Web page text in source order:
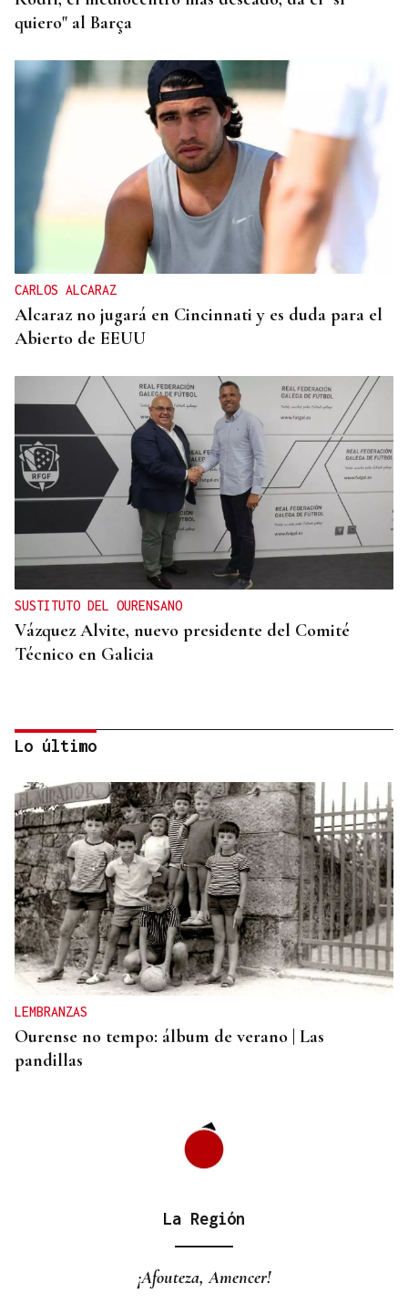
quiero" al Barça
CARLOS ALCARAZ
Alcaraz no jugará en Cincinnati y es duda para el
Abierto de EEUU
SUSTITUTO DEL OURENSANO
Vázquez Alvite, nuevo presidente del Comité
Técnico en Galicia
DALLAS MAVERICKS
Santi Aldama, jugador de la NBA, visita Ourense
Lo último
LEMBRANZAS
Ourense no tempo: álbum de verano | Las
pandillas
La Región
¡Afouteza, Amencer!